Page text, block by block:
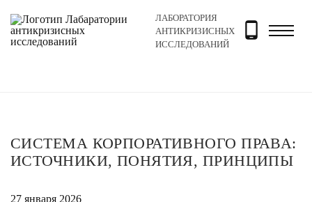
ЛАБОРАТОРИЯ
АНТИКРИЗИСНЫХ
ИССЛЕДОВАНИЙ
Главная Новости и блог Блог Система
СИСТЕМА КОРПОРАТИВНОГО ПРАВА:
ИСТОЧНИКИ, ПОНЯТИЯ, ПРИНЦИПЫ
27 января 2026